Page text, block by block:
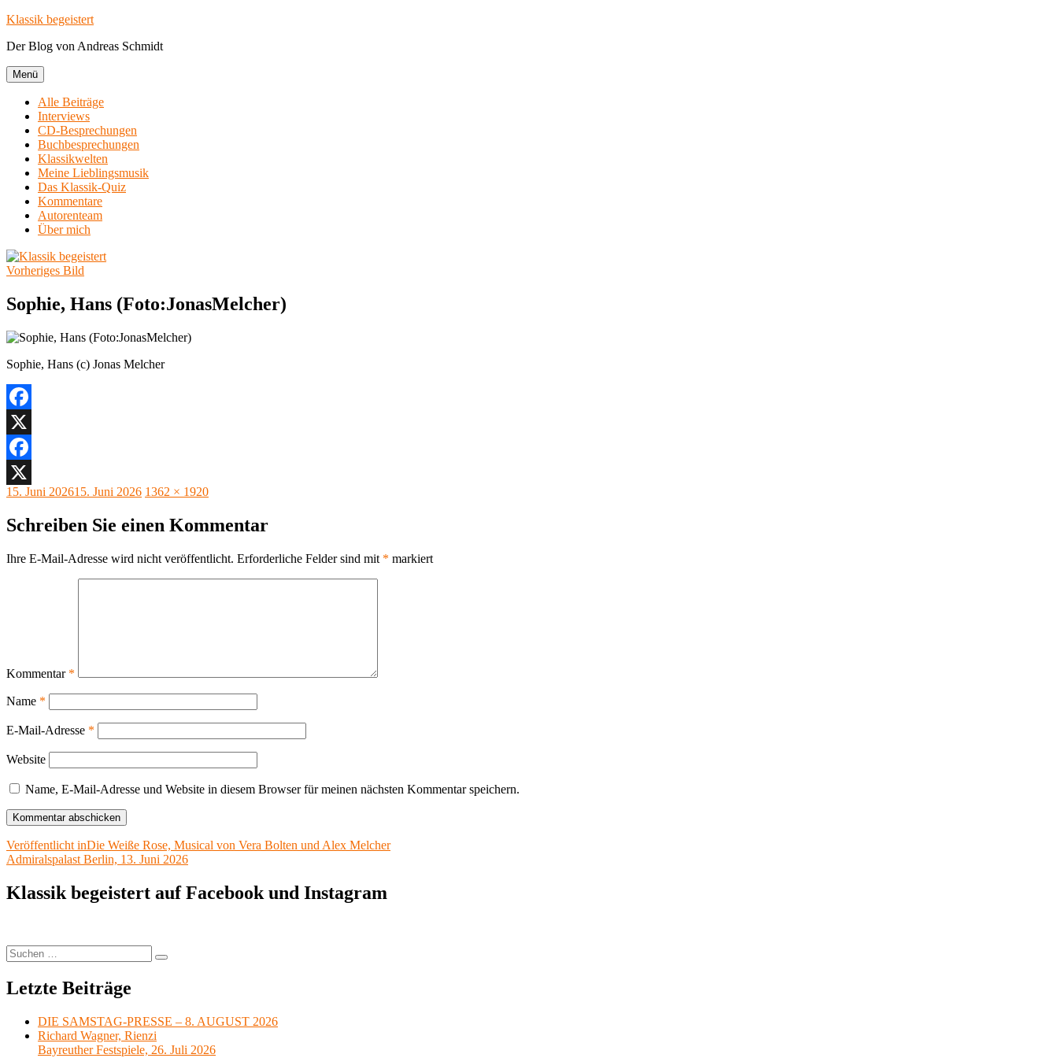
Zum
springen
Klassik begeistert
Der Blog von Andreas Schmidt
Menü
Alle Beiträge
Interviews
CD-Besprechungen
Buchbesprechungen
Klassikwelten
Meine Lieblingsmusik
Das Klassik-Quiz
Kommentare
Autorenteam
Über mich
Vorheriges Bild
Sophie, Hans (Foto:JonasMelcher)
Sophie, Hans (c) Jonas Melcher
Facebook
X
Facebook
X
Veröffentlicht
15. Juni 202615. Juni 2026 Originalgröße
1362 × 1920
Schreiben Sie einen Kommentar
Ihre E-Mail-Adresse wird nicht veröffentlicht. Erforderliche Felder sind mit * markiert
Kommentar *
Name *
E-Mail-Adresse *
Website
Name, E-Mail-Adresse und Website in diesem Browser für meinen nächsten Kommentar speichern.
Beitragsnavigation
Veröffentlicht inDie Weiße Rose, Musical von Vera Bolten und Alex Melcher
Admiralspalast Berlin, 13. Juni 2026
Klassik begeistert auf Facebook und Instagram
Suchen
nach:
Suchen
Letzte Beiträge
DIE SAMSTAG-PRESSE – 8. AUGUST 2026
Richard Wagner, Rienzi
Bayreuther Festspiele, 26. Juli 2026